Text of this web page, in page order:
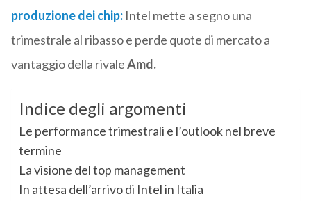
produzione dei chip:Intel mette a segno una
trimestrale al ribasso e perde quote di mercato a
vantaggio della rivaleAmd.
Indice degli argomenti
Le performance trimestrali e l’outlook nel breve
termine
La visione del top management
In attesa dell’arrivo di Intel in Italia